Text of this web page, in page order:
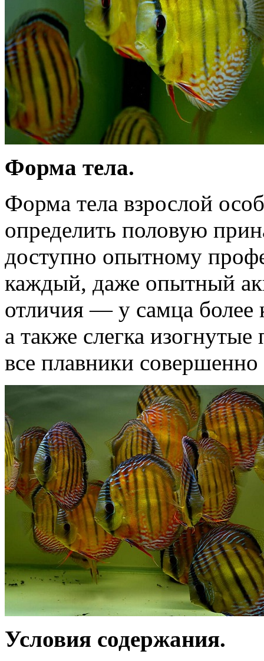
Форма тела.
Форма тела взрослой
определить половую
доступно опытному
каждый, даже опытный
отличия — у самца более
а также слегка
все плавники
Условия содержания.